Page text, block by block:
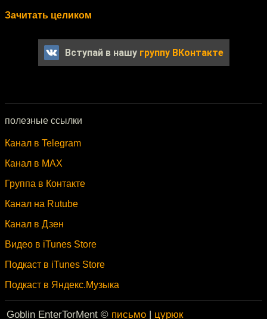
Зачитать целиком
Вступай в нашу группу ВКонтакте
полезные ссылки
Канал в Telegram
Канал в MAX
Группа в Контакте
Канал на Rutube
Канал в Дзен
Видео в iTunes Store
Подкаст в iTunes Store
Подкаст в Яндекс.Музыка
Goblin EnterTorMent © письмо | цурюк